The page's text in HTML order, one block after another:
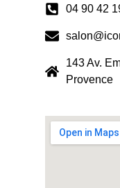
04 90 42
143 Av.
Provence